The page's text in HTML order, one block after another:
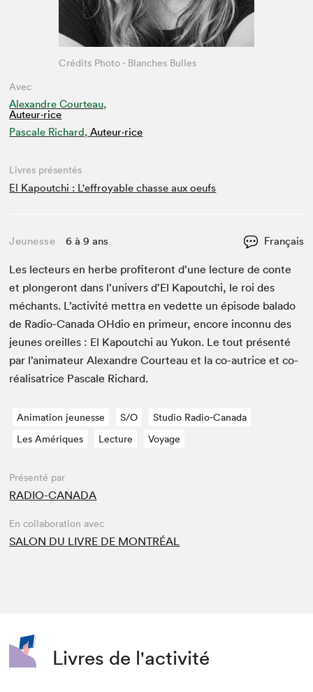
Avec
Alexandre Courteau,
Auteur·rice
Pascale Richard, Auteur·rice
Crédits Photo - Blanches Bulles
Livres présentés
El Kapoutchi : L'effroyable chasse aux oeufs
Jeunesse 6 à 9 ans Français
Les lecteurs en herbe prof­iteront d’une lec­ture de con­te
et plongeront dans l’univers d’El Kapoutchi, le roi des
méchants. L’activité met­tra en vedette un épisode bal­a­do
de Radio-Cana­da OHdio en primeur, encore incon­nu des
jeunes oreilles : El Kapoutchi au Yukon. Le tout présen­té
par l’an­i­ma­teur Alexan­dre Courteau et la co-autrice et co-
réal­isatrice Pas­cale Richard.
Animation jeunesse S/O
Studio Radio-Canada
Les Amériques
Lecture Voyage
Présenté par
RADIO-CANADA
En collaboration avec
SALON DU LIVRE DE MONTRÉAL
Livres de l'activité